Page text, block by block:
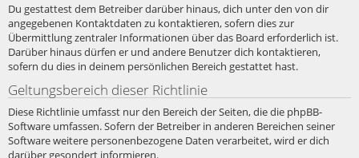
Du gestattest dem Betreiber darüber hinaus, dich unter den von dir
angegebenen Kontaktdaten zu kontaktieren, sofern dies zur
Übermittlung zentraler Informationen über das Board erforderlich ist.
Darüber hinaus dürfen er und andere Benutzer dich kontaktieren,
sofern du dies in deinem persönlichen Bereich gestattet hast.
Geltungsbereich dieser Richtlinie
Diese Richtlinie umfasst nur den Bereich der Seiten, die die phpBB-
Software umfassen. Sofern der Betreiber in anderen Bereichen seiner
Software weitere personenbezogene Daten verarbeitet, wird er dich
darüber gesondert informieren.